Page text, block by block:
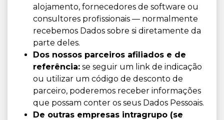
alojamento, fornecedores de software ou
consultores profissionais — normalmente
recebemos Dados sobre si diretamente da
parte deles.
Dos nossos parceiros afiliados e de
referência: se seguir um link de indicação
ou utilizar um código de desconto de
parceiro, poderemos receber informações
que possam conter os seus Dados Pessoais.
De outras empresas intragrupo (se